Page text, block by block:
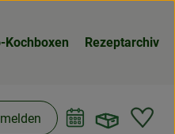
Kochboxen Rezeptarchiv